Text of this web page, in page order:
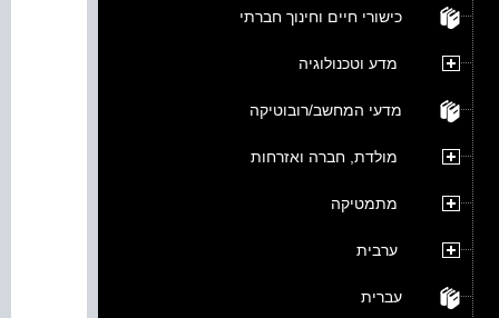
כישורי חיים וחינוך חברתי
מדע וטכנולוגיה
מדעי המחשב/רובוטיקה
מולדת, חברה ואזרחות
מתמטיקה
ערבית
עברית